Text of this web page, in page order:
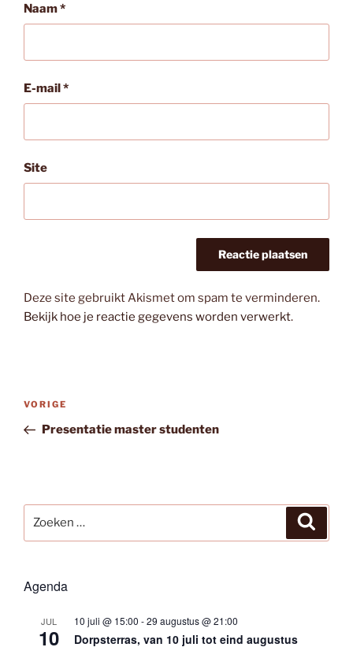
Naam*
E-mail*
Site
Deze site gebruikt Akismet om spam te verminderen.
Bekijk hoe je reactie gegevens worden verwerkt.
Bericht
Vorig
bericht
VORIGE
Presentatie master studenten
naar:
Agenda
JUL
10
10 juli @ 15:00 -29 augustus @ 21:00
Dorpsterras, van 10 juli tot eind augustus